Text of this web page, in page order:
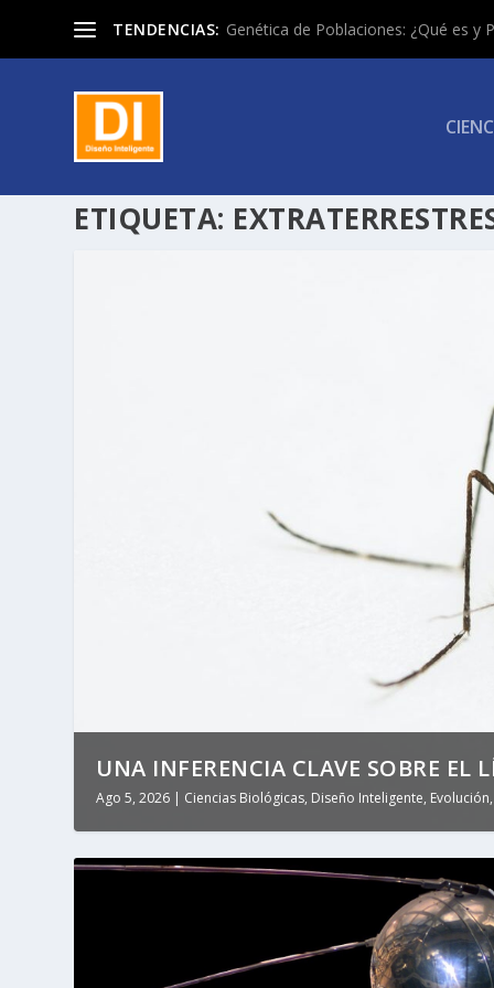
TENDENCIAS: Genética de Poblaciones: ¿Qué es y
ETIQUETA:
UNA INFERENCIA CLAVE SOBRE EL
Ago 5, 2026 | Ciencias Biológicas, Diseño Inteligente, Evolución,